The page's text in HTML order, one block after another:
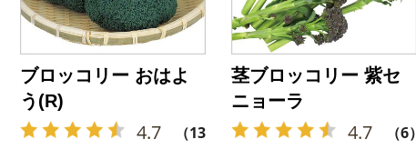
ブロッコリー おはよ
う(R)
4.7 （13）
茎ブロッコリー 紫セ
ニョーラ
4.7 （6）